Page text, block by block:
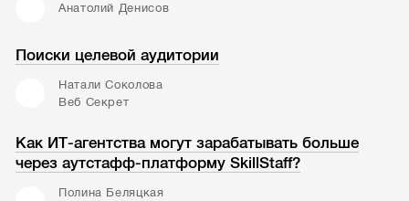
Анатолий Денисов
Поиски целевой аудитории
Натали Соколова
Веб Секрет
Как ИТ-агентства могут зарабатывать больше
через аутстафф-платформу SkillStaff?
Полина Беляцкая